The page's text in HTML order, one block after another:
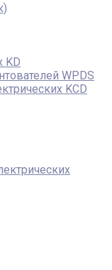
KD
WPDS
KCD